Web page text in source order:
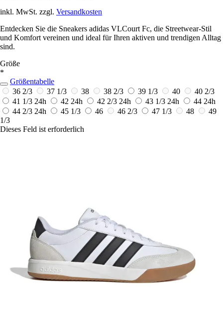
inkl. MwSt. zzgl. Versandkosten
Entdecken Sie die Sneakers adidas VLCourt Fc, die Streetwear-Stil
und Komfort vereinen und ideal für Ihren aktiven und trendigen Alltag
sind.
Größe
*
Größentabelle
36 2/3
37 1/3 38 38 2/3 39 1/3 40
40 2/3
41 1/3 24h 42 24h 42 2/3 24h 43 1/3 24h 44 24h
44 2/3 24h 45 1/3 46 46 2/3 47 1/3 48
49
1/3
Dieses Feld ist erforderlich